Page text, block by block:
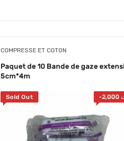
COMPRESSE ET COTON
Paquet de 10 Bande de gaze
5cm*4m
Sold Out -